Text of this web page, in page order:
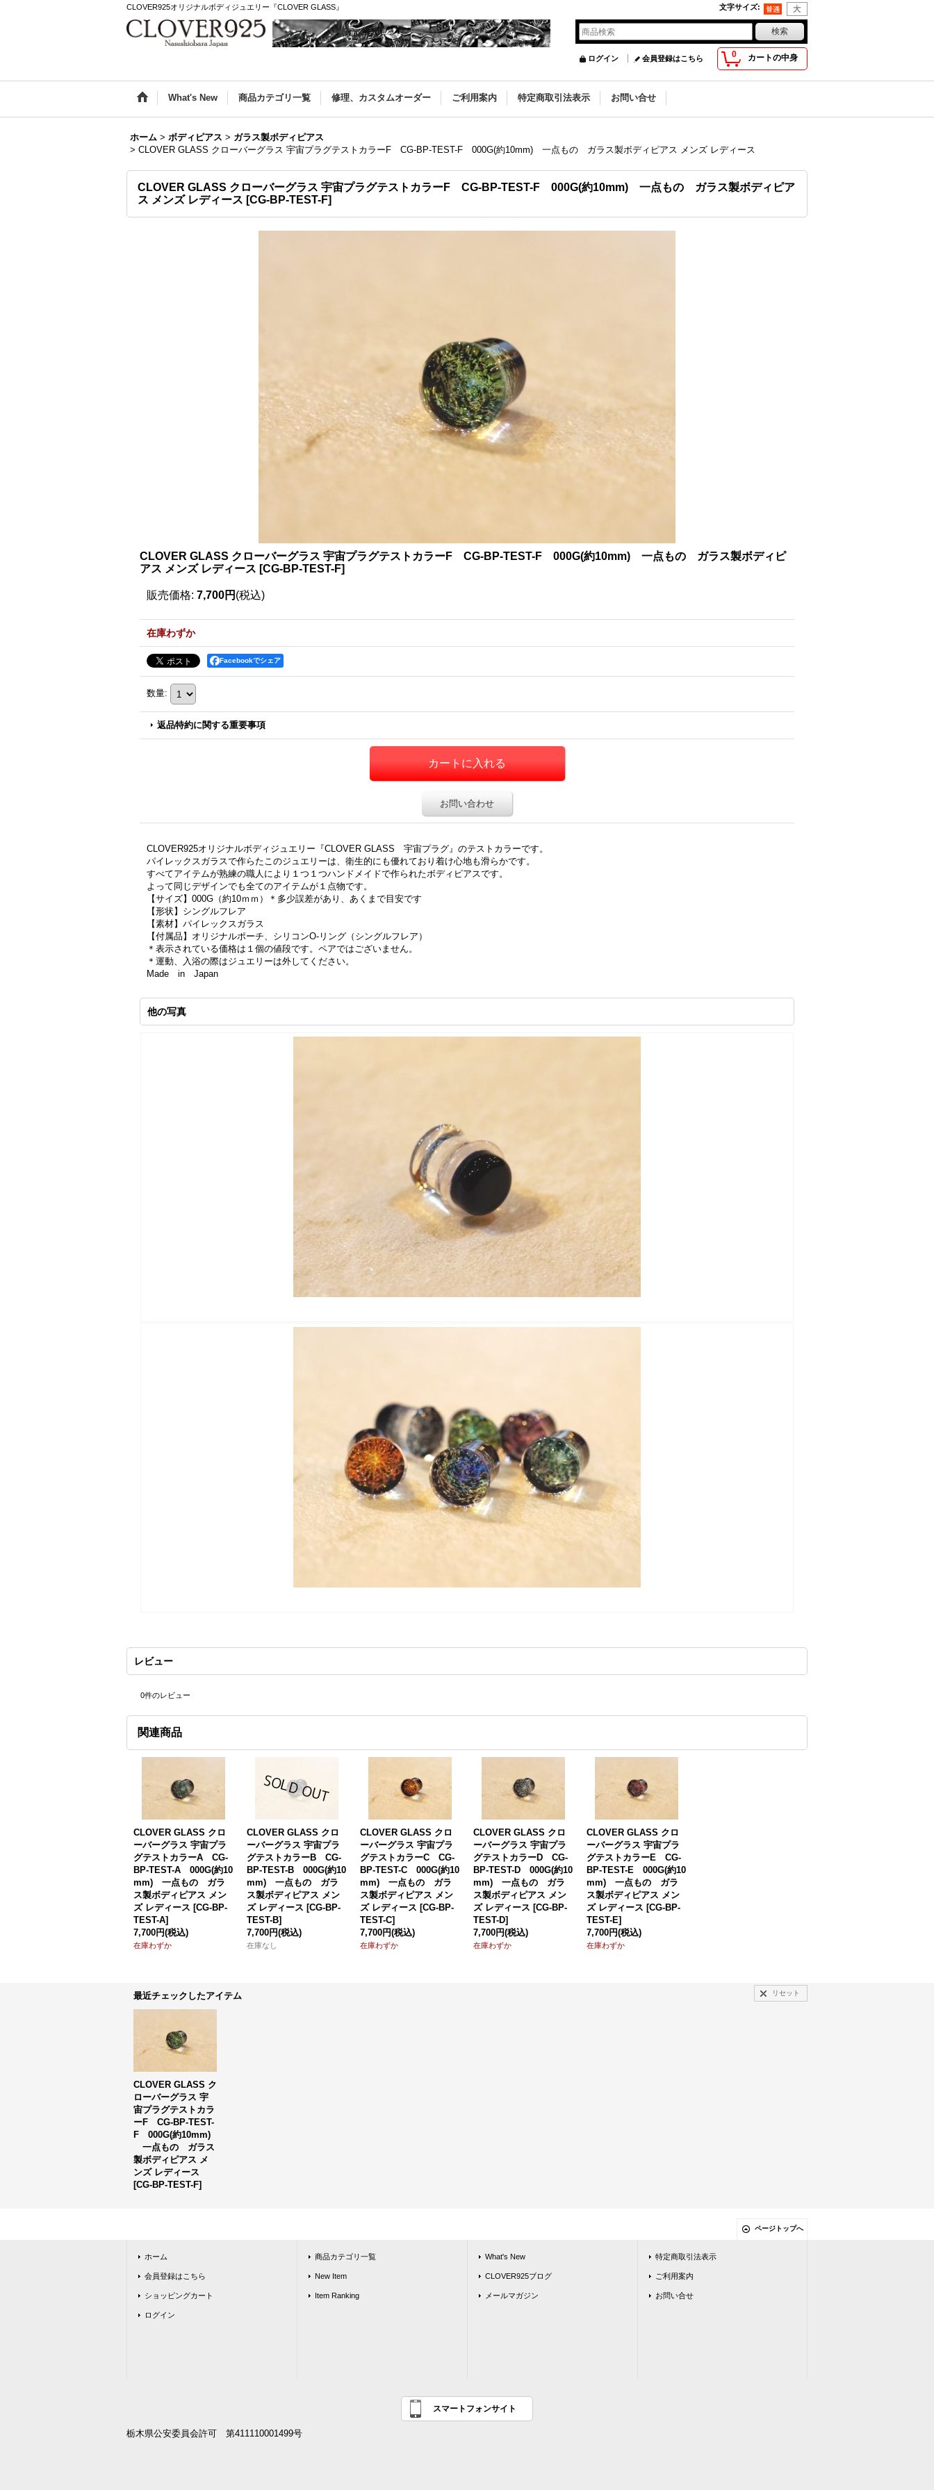
CLOVER925オリジナルボディジュエリー『CLOVER GLASS』 文字サイズ:
0 カートの中身
ログイン 会員登録はこちら
What's New 商品カテゴリ一覧 修理、カスタムオーダー ご利用案内 特定商取引法表示 お問い合せ
ホーム > ボディピアス > ガラス製ボディピアス
> CLOVER GLASS クローバーグラス 宇宙プラグテストカラーF CG-BP-TEST-F 000G(約10mm) 一点もの ガラス製ボディピアス メンズ レディース
CLOVER GLASS クローバーグラス 宇宙プラグテストカラーF CG-BP-TEST-F 000G(約10mm) 一点もの ガラス製ボディピア
ス メンズ レディース [CG-BP-TEST-F]
CLOVER GLASS クローバーグラス 宇宙プラグテストカラーF CG-BP-TEST-F 000G(約10mm) 一点もの ガラス製ボディピ
アス メンズ レディース [CG-BP-TEST-F]
販売価格: 7,700円 (税込)
在庫わずか
Facebookでシェア
数量:
返品特約に関する重要事項
お問い合わせ
CLOVER925オリジナルボディジュエリー『CLOVER GLASS 宇宙プラグ』のテストカラーです。
パイレックスガラスで作らたこのジュエリーは、衛生的にも優れており着け心地も滑らかです。
すべてアイテムが熟練の職人により１つ１つハンドメイドで作られたボディピアスです。
よって同じデザインでも全てのアイテムが１点物です。
【サイズ】000G（約10ｍｍ）＊多少誤差があり、あくまで目安です
【形状】シングルフレア
【素材】パイレックスガラス
【付属品】オリジナルポーチ、シリコンO-リング（シングルフレア）
＊表示されている価格は１個の値段です。ペアではございません。
＊運動、入浴の際はジュエリーは外してください。
Made in Japan
他の写真
レビュー
0件のレビュー
関連商品
CLOVER GLASS クロ
ーバーグラス 宇宙プラ
グテストカラーA CG-
BP-TEST-A 000G(約10
mm) 一点もの ガラ
ス製ボディピアス メン
ズ レディース [CG-BP-
TEST-A]
7,700円(税込)
在庫わずか
CLOVER GLASS クロ
ーバーグラス 宇宙プラ
グテストカラーB CG-
BP-TEST-B 000G(約10
mm) 一点もの ガラ
ス製ボディピアス メン
ズ レディース [CG-BP-
TEST-B]
7,700円(税込)
在庫なし
CLOVER GLASS クロ
ーバーグラス 宇宙プラ
グテストカラーC CG-
BP-TEST-C 000G(約10
mm) 一点もの ガラ
ス製ボディピアス メン
ズ レディース [CG-BP-
TEST-C]
7,700円(税込)
在庫わずか
CLOVER GLASS クロ
ーバーグラス 宇宙プラ
グテストカラーD CG-
BP-TEST-D 000G(約10
mm) 一点もの ガラ
ス製ボディピアス メン
ズ レディース [CG-BP-
TEST-D]
7,700円(税込)
在庫わずか
CLOVER GLASS クロ
ーバーグラス 宇宙プラ
グテストカラーE CG-
BP-TEST-E 000G(約10
mm) 一点もの ガラ
ス製ボディピアス メン
ズ レディース [CG-BP-
TEST-E]
7,700円(税込)
在庫わずか
最近チェックしたアイテム リセット
CLOVER GLASS ク
ローバーグラス 宇
宙プラグテストカラ
ーF CG-BP-TEST-
F 000G(約10mm)
一点もの ガラス
製ボディピアス メ
ンズ レディース
[CG-BP-TEST-F]
ページトップへ
ホーム
会員登録はこちら
ショッピングカート
ログイン
商品カテゴリ一覧
New Item
Item Ranking
What's New
CLOVER925ブログ
メールマガジン
特定商取引法表示
ご利用案内
お問い合せ
スマートフォンサイト
栃木県公安委員会許可 第411110001499号